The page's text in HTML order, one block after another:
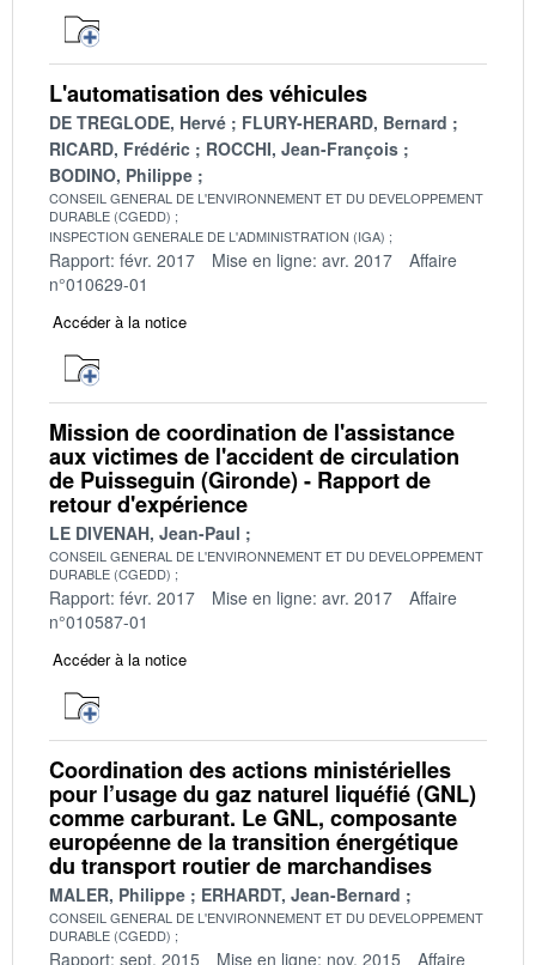
L'automatisation des véhicules
DE TREGLODE, Hervé
FLURY-HERARD, Bernard
RICARD, Frédéric
ROCCHI, Jean-François
BODINO, Philippe
CONSEIL GENERAL DE L'ENVIRONNEMENT ET DU DEVELOPPEMENT
DURABLE (CGEDD)
INSPECTION GENERALE DE L'ADMINISTRATION (IGA)
Rapport: févr. 2017 Mise en ligne: avr. 2017
Affaire
n°010629-01
Accéder à la notice
Mission de coordination de l'assistance
aux victimes de l'accident de circulation
de Puisseguin (Gironde) - Rapport de
retour d'expérience
LE DIVENAH, Jean-Paul
CONSEIL GENERAL DE L'ENVIRONNEMENT ET DU DEVELOPPEMENT
DURABLE (CGEDD)
Rapport: févr. 2017 Mise en ligne: avr. 2017
Affaire
n°010587-01
Accéder à la notice
Coordination des actions ministérielles
pour l’usage du gaz naturel liquéfié (GNL)
comme carburant. Le GNL, composante
européenne de la transition énergétique
du transport routier de marchandises
MALER, Philippe ERHARDT, Jean-Bernard
CONSEIL GENERAL DE L'ENVIRONNEMENT ET DU DEVELOPPEMENT
DURABLE (CGEDD)
Rapport: sept. 2015 Mise en ligne: nov. 2015 Affaire